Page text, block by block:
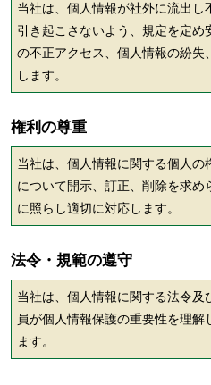
当社は、個人情報が社外に流出
引き起こさないよう、規定を定
の不正アクセス、個人情報の紛
します。
権利の尊重
当社は、個人情報に関する個人
について開示、訂正、削除を求
に照らし適切に対応します。
法令・規範の遵守
当社は、個人情報に関する法令
員が個人情報保護の重要性を理解
ます。